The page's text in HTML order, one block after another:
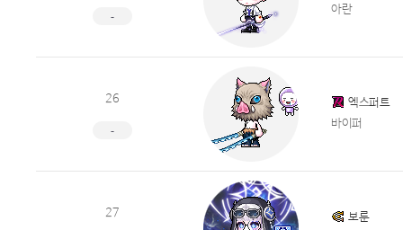
-
아란
26
-
엑스퍼트
바이퍼
27
보룬